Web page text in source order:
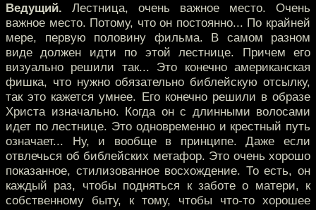
Ведущий. Лестница, очень важное место. Очень
важное место. Потому, что он постоянно... По крайней
мере, первую половину фильма. В самом разном
виде должен идти по этой лестнице. Причем его
визуально решили так... Это конечно американская
фишка, что нужно обязательно библейскую отсылку,
так это кажется умнее. Его конечно решили в образе
Христа изначально. Когда он с длинными волосами
идет по лестнице. Это одновременно и крестный путь
означает... Ну, и вообще в принципе. Даже если
отвлечься об библейских метафор. Это очень хорошо
показанное, стилизованное восхождение. То есть, он
каждый раз, чтобы подняться к заботе о матери, к
собственному быту, к тому, чтобы что-то хорошее